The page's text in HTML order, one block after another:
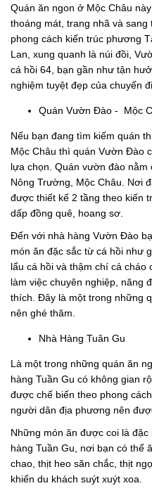
Quán ăn ngon ở Mộc Châu
thoáng mát, trang nhã và
phong cách kiến trúc phương
Lan, xung quanh là núi đồi,
cá hồi 64, bạn gần như tận
nghiệm tuyệt đẹp của chuyến
Quán Vườn Đào - Mộc
Nếu bạn đang tìm kiếm quán
Mộc Châu thì quán Vườn Đào
lựa chọn. Quán vườn đào
Nông Trường, Mộc Châu. Nơi
được thiết kế 2 tầng theo kiến
dấp đồng quê, hoang sơ.
Đến với nhà hàng Vườn Đào
món ăn đặc sắc từ cá hồi như
lẩu cá hồi và thậm chí cả cháo
làm việc chuyên nghiệp, năng
thích. Đây là một trong những
nên ghé thăm.
Nhà Hàng Tuân Gu
Là một trong những quán ăn
hàng Tuần Gu có không gian
được chế biến theo phong
người dân địa phương nên
Những món ăn được coi là
hàng Tuần Gu, nơi bạn có thể
chao, thịt heo săn chắc, thịt
khiến du khách suýt xuýt xoa.